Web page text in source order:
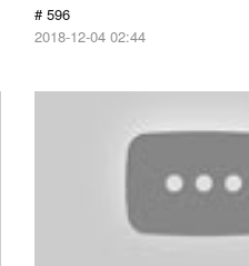
# 596
2018-12-04 02:44